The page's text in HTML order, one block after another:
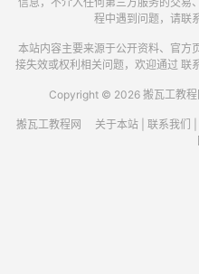
程中遇到问题，请联
本站内容主要来源于公开资料、官方
接失效或权利相关问题，欢迎通过 联
Copyright © 2026 搬瓦工教程
搬瓦工教程网 关于本站| 联系我们